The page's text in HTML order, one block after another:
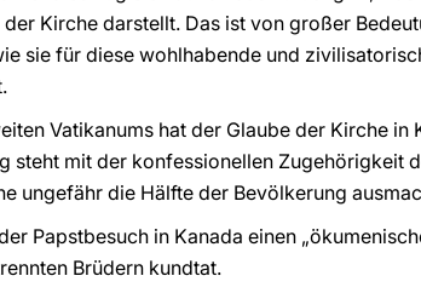
Kirche darstellt. Das ist von großer
sie für diese wohlhabende und
Vatikanums hat der Glaube der Kirche
steht mit der konfessionellen Zugehörigkeit
ungefähr die Hälfte der Bevölkerung
Papstbesuch in Kanada einen
Brüdern kundtat.